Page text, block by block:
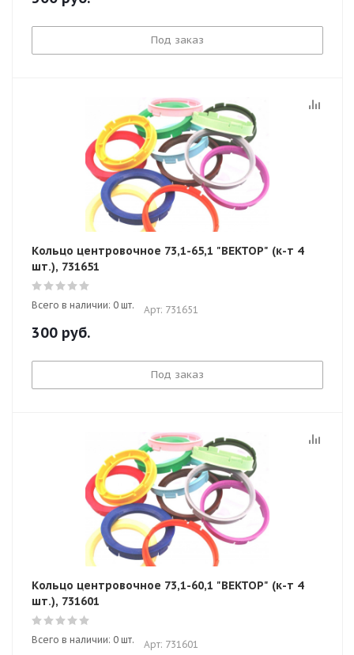
Под заказ
Кольцо центровочное 73,1-65,1 "ВЕКТОР" (к-т 4
шт.), 731651
Всего в наличии: 0 шт. Арт: 731651
300 руб.
Под заказ
Кольцо центровочное 73,1-60,1 "ВЕКТОР" (к-т 4
шт.), 731601
Всего в наличии: 0 шт. Арт: 731601